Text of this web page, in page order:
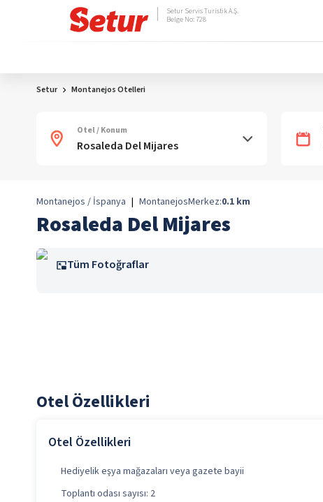
Setur Servis Turistik A.Ş.
Belge No: 728
Setur Montanejos Otelleri
Otel / Konum
Montanejos / İspanya | MontanejosMerkez:0.1 km
Rosaleda Del Mijares
Tüm Fotoğraflar
Otel Özellikleri
Otel Özellikleri
Hediyelik eşya mağazaları veya gazete bayii
Toplantı odası sayısı: 2